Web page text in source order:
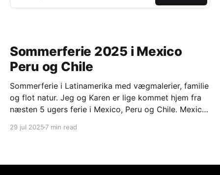
Sommerferie 2025 i Mexico
Peru og Chile
Sommerferie i Latinamerika med vægmalerier, familie
og flot natur. Jeg og Karen er lige kommet hjem fra
næsten 5 ugers ferie i Mexico, Peru og Chile. Mexico
har været i praktik på den danske ambassade i
29 jul 2025 7 min read